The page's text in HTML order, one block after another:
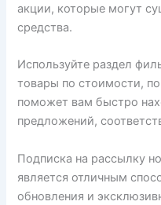
акции, которые могут
средства.
Используйте раздел
товары по стоимости,
поможет вам быстро
предложений,
Подписка на рассылку
является отличным
обновления и